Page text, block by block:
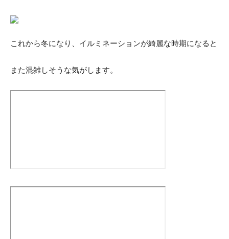
これから冬になり、イルミネーションが綺麗な時期になると
また混雑しそうな気がします。